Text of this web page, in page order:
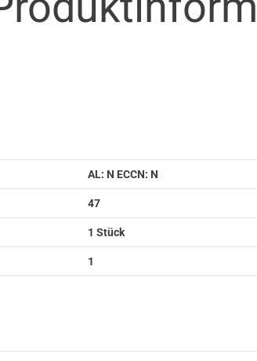
AL: N ECCN: N
47
1 Stück
1